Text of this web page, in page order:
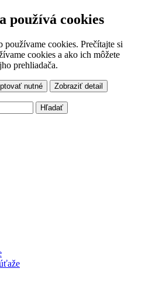
používá cookies
používame cookies. Prečítajte si
cookies a ako ich môžete
prehliadača.
nutné Zobraziť detail